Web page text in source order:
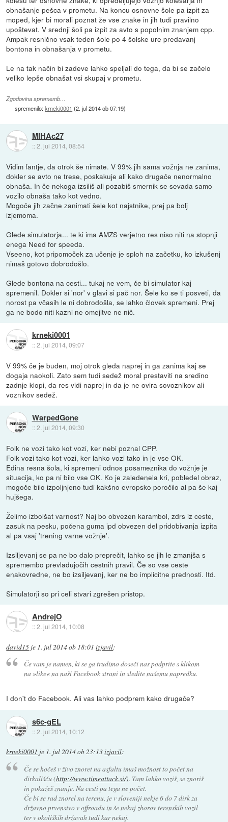
obnašanje pešca v prometu. Na koncu osnovne šole pa izpit za
moped, kjer bi morali poznat že vse znake in jih tudi pravilno
upoštevat. V srednji šoli pa izpit za avto s popolnim znanjem cpp.
Ampak resnično vsak teden šole po 4 šolske ure predavanj
bontona in obnašanja v prometu.
Le na tak način bi zadeve lahko speljali do tega, da bi se začelo
veliko lepše obnašat vsi skupaj v prometu.
Zgodovina sprememb…
spremenilo:krneki0001 (2. jul 2014 ob 07:19)
MIHAc27
::2. jul 2014, 08:54
Vidim fantje, da otrok še nimate. V 99% jih sama vožnja ne zanima,
dokler se avto ne trese, poskakuje ali kako drugače nenormalno
obnaša. In če nekoga izsiliš ali pozabiš smernik se sevada samo
vozilo obnaša tako kot vedno.
Mogoče jih začne zanimati šele kot najstnike, prej pa bolj
izjemoma.
Glede simulatorja... te ki ima AMZS verjetno res niso niti na stopnji
enega Need for speeda.
Vseeno, kot pripomoček za učenje je sploh na začetku, ko izkušenj
nimaš gotovo dobrodošlo.
Glede bontona na cesti... tukaj ne vem, če bi simulator kaj
spremenil. Dokler si 'nor' v glavi si pač nor. Šele ko se ti posveti, da
norost pa včasih le ni dobrodošla, se lahko človek spremeni. Prej
ga ne bodo niti kazni ne omejitve ne nič.
krneki0001
::2. jul 2014, 09:07
V 99% če je buden, moj otrok gleda naprej in ga zanima kaj se
dogaja naokoli. Zato sem tudi sedež moral prestaviti na sredino
zadnje klopi, da res vidi naprej in da je ne ovira sovoznikov ali
voznikov sedež.
WarpedGone
::2. jul 2014, 09:30
Folk ne vozi tako kot vozi, ker nebi poznal CPP.
Folk vozi tako kot vozi, ker lahko vozi tako in je vse OK.
Edina resna šola, ki spremeni odnos posameznika do vožnje je
situacija, ko pa ni bilo vse OK. Ko je zaledenela kri, pobledel obraz,
mogoče bilo izpoljnjeno tudi kakšno evropsko poročilo al pa še kaj
hujšega.
Želimo izbolšat varnost? Naj bo obvezen karambol, zdrs iz ceste,
zasuk na pesku, počena guma ipd obvezen del pridobivanja izpita
al pa vsaj 'trening varne vožnje'.
Izsiljevanj se pa ne bo dalo preprečit, lahko se jih le zmanjša s
spremembo prevladujočih cestnih pravil. Če so vse ceste
enakovredne, ne bo izsiljevanj, ker ne bo implicitne prednosti. Itd.
Simulatorji so pri celi stvari zgrešen pristop.
AndrejO
::2. jul 2014, 10:08
david15 je 1. jul 2014 ob 18:01 izjavil:
Če vam je namen, ki se ga trudimo doseči nas podprite s klikom
na »like« na naši Facebook strani in sledite našemu napredku.
I don't do Facebook. Ali vas lahko podprem kako drugače?
s6c-gEL
::2. jul 2014, 10:12
krneki0001 je 1. jul 2014 ob 23:13izjavil:
Če se hočeš v živo znoret na asfaltu imaš možnost to počet na
dirkališču (http://www.timeattack.si/). Tam lahko voziš, se znoriš
in pokažeš znanje. Na cesti pa tega ne počet.
Če bi se rad znorel na terenu, je v sloveniji nekje 6 do 7 dirk za
državno prvenstvo v offroadu in še nekaj zborov terenskih vozil
ter v okoliških državah tudi kar nekaj.